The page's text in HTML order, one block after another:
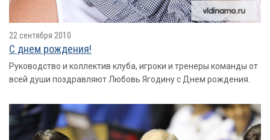
22 сентября 2010
С днем рождения!
Руководство и коллектив клуба, игроки и тренеры команды от
всей души поздравляют Любовь Ягодину с Днем рождения.